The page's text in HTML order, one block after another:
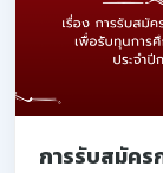
การรับสมัคร